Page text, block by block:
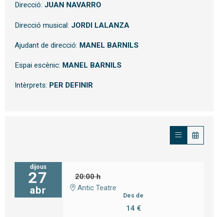
Direcció: JUAN NAVARRO
Direcció musical: JORDI LALANZA
Ajudant de direcció: MANEL BARNILS
Espai escènic: MANEL BARNILS
Intèrprets: PER DEFINIR
dijous
27
abr
20:00 h
Antic Teatre
Des de
14 €